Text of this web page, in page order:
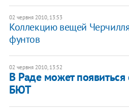
02 червня 2010, 13:53
Коллекцию вещей
фунтов
02 червня 2010, 13:52
В Раде может
БЮТ